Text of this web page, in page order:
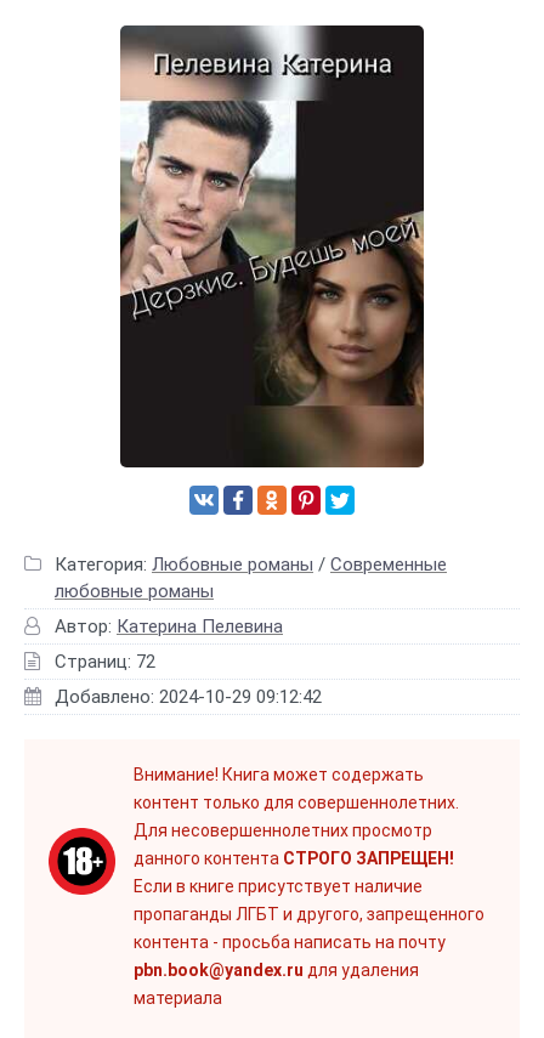
Категория: Любовные романы / Современные
любовные романы
Автор: Катерина Пелевина
Страниц: 72
Добавлено: 2024-10-29 09:12:42
Внимание! Книга может содержать
контент только для совершеннолетних.
Для несовершеннолетних просмотр
данного контента СТРОГО ЗАПРЕЩЕН!
Если в книге присутствует наличие
пропаганды ЛГБТ и другого, запрещенного
контента - просьба написать на почту
pbn.book@yandex.ru для удаления
материала